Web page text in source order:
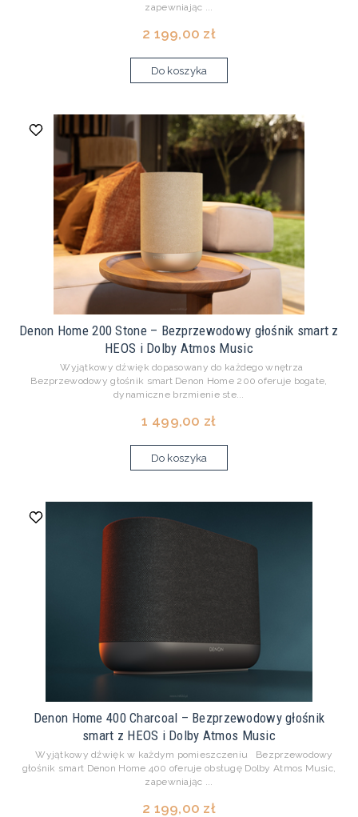
zapewniając ...
2 199,00 zł
Do koszyka
Denon Home 200 Stone – Bezprzewodowy głośnik smart z
HEOS i Dolby Atmos Music
Wyjątkowy dźwięk dopasowany do każdego wnętrza
Bezprzewodowy głośnik smart Denon Home 200 oferuje bogate,
dynamiczne brzmienie ste...
1 499,00 zł
Do koszyka
Denon Home 400 Charcoal – Bezprzewodowy głośnik
smart z HEOS i Dolby Atmos Music
Wyjątkowy dźwięk w każdym pomieszczeniu Bezprzewodowy
głośnik smart Denon Home 400 oferuje obsługę Dolby Atmos Music,
zapewniając ...
2 199,00 zł